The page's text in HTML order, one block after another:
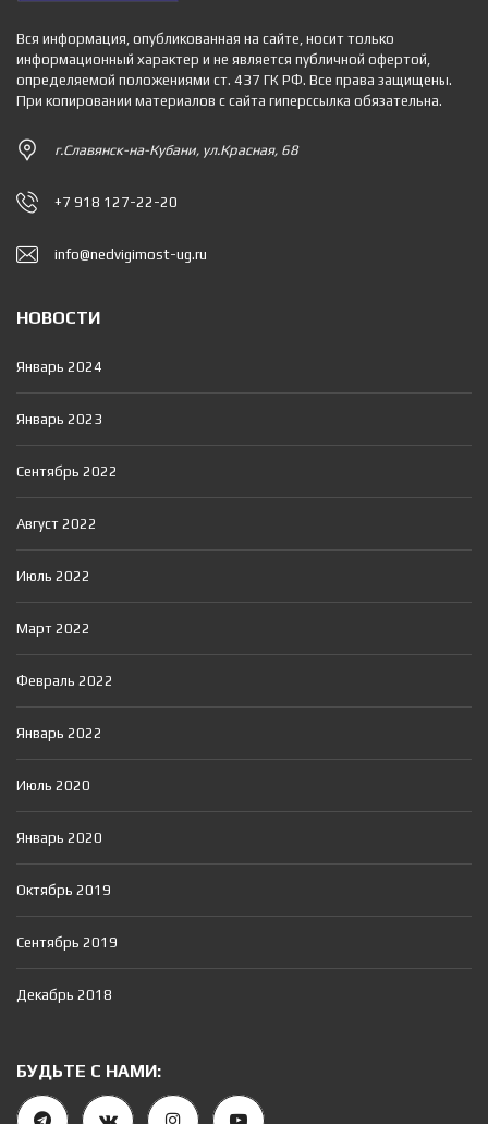
Вся информация, опубликованная на сайте, носит только
информационный характер и не является публичной офертой,
определяемой положениями ст. 437 ГК РФ. Все права защищены.
При копировании материалов с сайта гиперссылка обязательна.
г.Славянск-на-Кубани, ул.Красная, 68
+7 918 127-22-20
info@nedvigimost-ug.ru
НОВОСТИ
Январь 2024
Январь 2023
Сентябрь 2022
Август 2022
Июль 2022
Март 2022
Февраль 2022
Январь 2022
Июль 2020
Январь 2020
Октябрь 2019
Сентябрь 2019
Декабрь 2018
БУДЬТЕ С НАМИ: